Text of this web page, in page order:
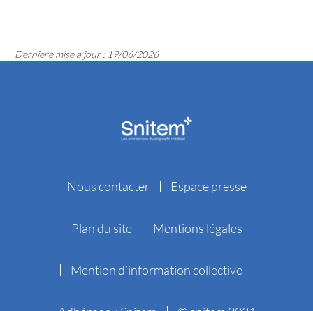
Dernière mise à jour : 19/06/2026
Nous contacter Espace presse
Plan du site Mentions légales
Mention d’information collective